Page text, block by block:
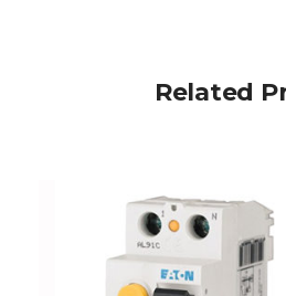
Related